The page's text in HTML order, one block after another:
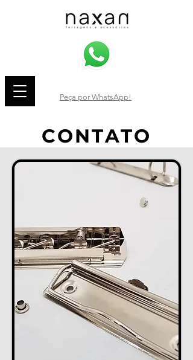
Peça por WhatsApp!
CONTATO